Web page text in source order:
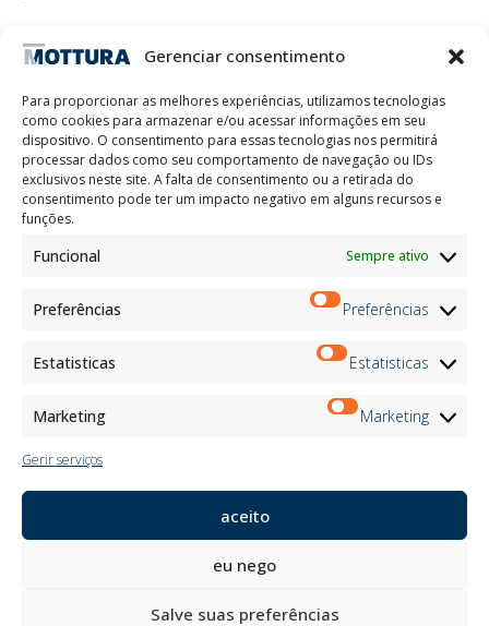
Gerenciar consentimento
Para proporcionar as melhores experiências, utilizamos tecnologias
como cookies para armazenar e/ou acessar informações em seu
dispositivo. O consentimento para essas tecnologias nos permitirá
processar dados como seu comportamento de navegação ou IDs
exclusivos neste site. A falta de consentimento ou a retirada do
consentimento pode ter um impacto negativo em alguns recursos e
funções.
Funcional Sempre ativo
Preferências Preferências
Estatisticas Estatisticas
Marketing Marketing
Gerir serviços
aceito
eu nego
Salve suas preferências
Agência
Deixe-se inspirar
Trabalhe Conosco
Área Reservada
Certificações
M2Net
Child Safety
Customer Information
Information for Candidates
Register Information